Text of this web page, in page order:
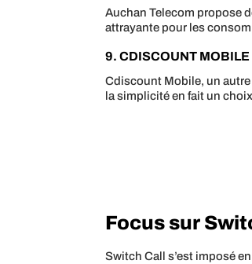
Auchan Telecom propose
attrayante pour les
9. CDISCOUNT MOBILE
Cdiscount Mobile, un
la simplicité en fait un
Focus sur
Switch Call s’est imposé